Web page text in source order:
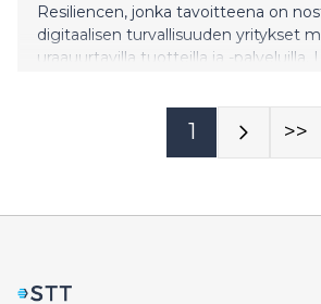
Resiliencen, jonka tavoitteena on
digitaalisen turvallisuuden yritykset
uraauurtavilla tuotteilla ja -palveluilla.
miljoonaa euroa
kansainvälistymispalveluihin.
1 >>